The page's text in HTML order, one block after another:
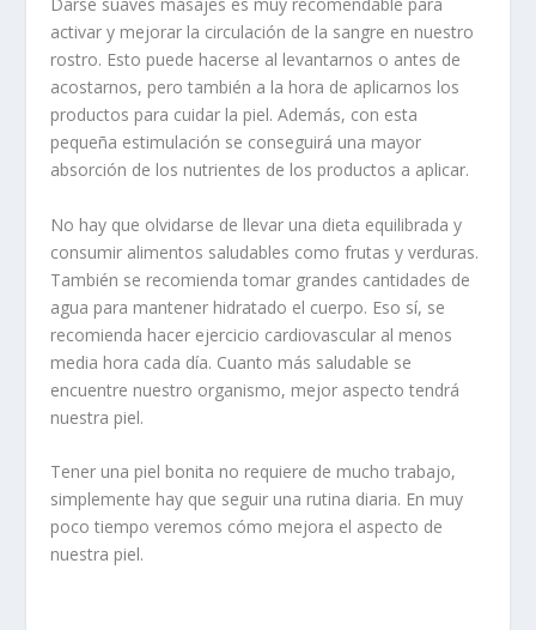
activar y mejorar la circulación de la sangre en nuestro
rostro. Esto puede hacerse al levantarnos o antes de
acostarnos, pero también a la hora de aplicarnos los
productos para cuidar la piel. Además, con esta
pequeña estimulación se conseguirá una mayor
absorción de los nutrientes de los productos a aplicar.
No hay que olvidarse de llevar una dieta equilibrada y
consumir alimentos saludables como frutas y verduras.
También se recomienda tomar grandes cantidades de
agua para mantener hidratado el cuerpo. Eso sí, se
recomienda hacer ejercicio cardiovascular al menos
media hora cada día. Cuanto más saludable se
encuentre nuestro organismo, mejor aspecto tendrá
nuestra piel.
Tener una piel bonita no requiere de mucho trabajo,
simplemente hay que seguir una rutina diaria. En muy
poco tiempo veremos cómo mejora el aspecto de
nuestra piel.